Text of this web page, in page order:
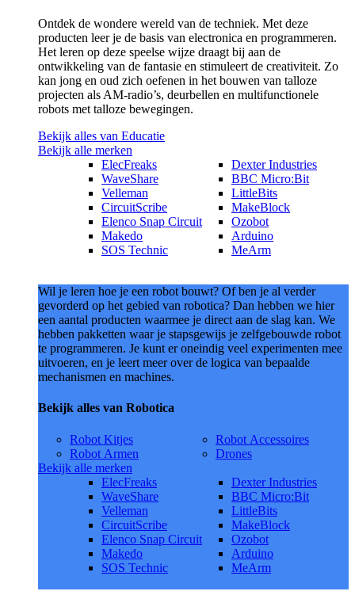
Ontdek de wondere wereld van de techniek. Met deze
producten leer je de basis van electronica en programmeren.
Het leren op deze speelse wijze draagt bij aan de
ontwikkeling van de fantasie en stimuleert de creativiteit. Zo
kan jong en oud zich oefenen in het bouwen van talloze
projecten als AM-radio’s, deurbellen en multifunctionele
robots met talloze bewegingen.
Bekijk alles van Educatie
Bekijk alle merken
ElecFreaks
WaveShare
Velleman
CircuitScribe
Elenco Snap Circuit
Makedo
SOS Technic
Dexter Industries
BBC Micro:Bit
LittleBits
MakeBlock
Ozobot
Arduino
MeArm
Wil je leren hoe je een robot bouwt? Of ben je al verder
gevorderd op het gebied van robotica? Dan hebben we hier
een aantal producten waarmee je direct aan de slag kan. We
hebben pakketten waar je stapsgewijs je zelfgebouwde robot
te programmeren. Je kunt er oneindig veel experimenten mee
uitvoeren, en je leert meer over de logica van bepaalde
mechanismen en machines.
Bekijk alles van Robotica
Robot Kitjes
Robot Armen
Robot Accessoires
Drones
Bekijk alle merken
ElecFreaks
WaveShare
Velleman
CircuitScribe
Elenco Snap Circuit
Makedo
SOS Technic
Dexter Industries
BBC Micro:Bit
LittleBits
MakeBlock
Ozobot
Arduino
MeArm